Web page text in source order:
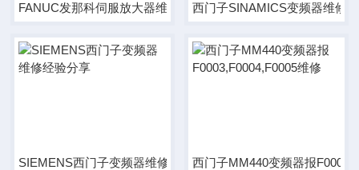
FANUC发那科伺服放大器维修 西门子SINAMICS变频器维修
SIEMENS西门子变频器维修经验分享西门子MM440变频器报